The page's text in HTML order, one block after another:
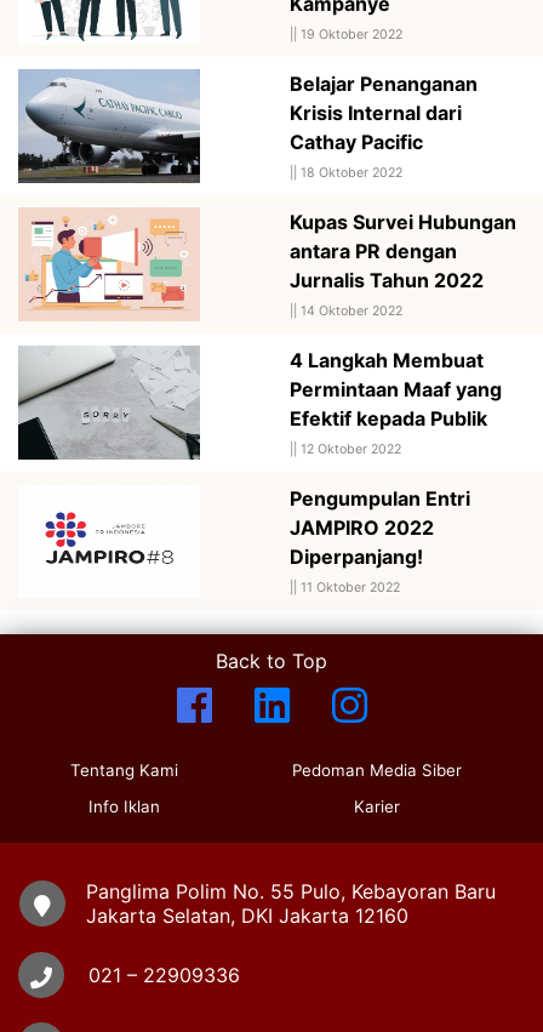
19 Oktober 2022
Belajar Penanganan
Krisis Internal dari
Cathay Pacific
18 Oktober 2022
Kupas Survei Hubungan
antara PR dengan
Jurnalis Tahun 2022
14 Oktober 2022
4 Langkah Membuat
Permintaan Maaf yang
Efektif kepada Publik
12 Oktober 2022
Pengumpulan Entri
JAMPIRO 2022
Diperpanjang!
11 Oktober 2022
Back to Top
Tentang Kami
Info Iklan
Pedoman Media Siber
Karier
Panglima Polim No. 55 Pulo, Kebayoran Baru
Jakarta Selatan, DKI Jakarta 12160
021 – 22909336